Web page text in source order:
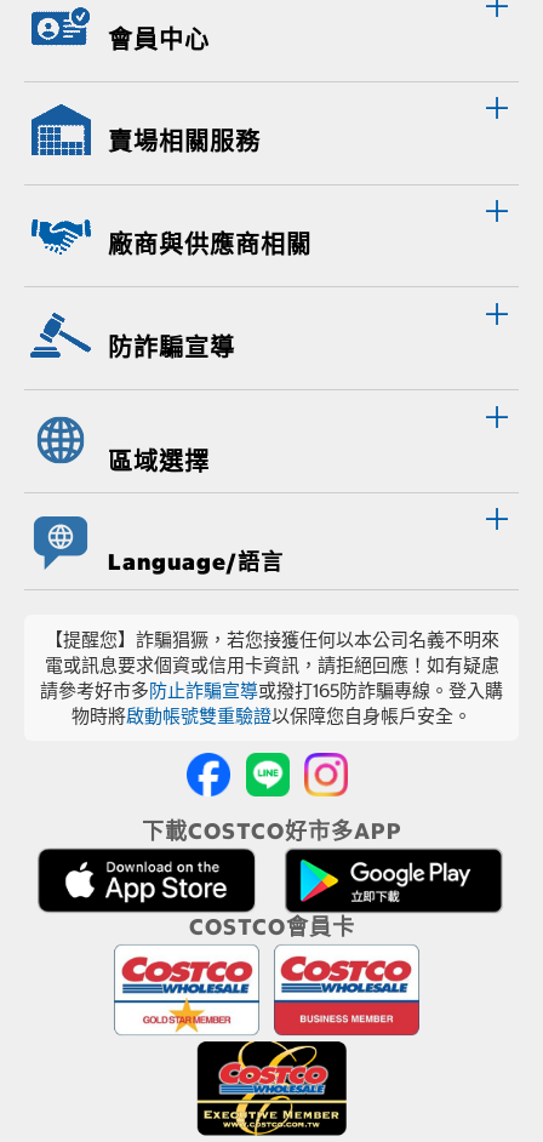
會員中心
賣場相關服務
廠商與供應商相關
防詐騙宣導
區域選擇
Language/語言
【提醒您】詐騙猖獗，若您接獲任何以本公司名義不明來
電或訊息要求個資或信用卡資訊，請拒絕回應！如有疑慮
請參考好市多防止詐騙宣導或撥打165防詐騙專線。登入購
物時將啟動帳號雙重驗證以保障您自身帳戶安全。
下載COSTCO好市多APP
COSTCO會員卡